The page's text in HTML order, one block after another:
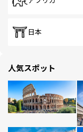
日本
人気スポット